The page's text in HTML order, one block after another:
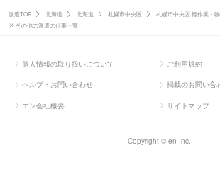
派遣TOP 北海道 北海道 札幌市中央区 札幌市中央区 軽作業・
区 その他の派遣の仕事一覧
個人情報の取り扱いについて ご利用規約
ヘルプ・お問い合わせ 掲載のお問い合
エン会社概要 サイトマップ
Copyright © en Inc.